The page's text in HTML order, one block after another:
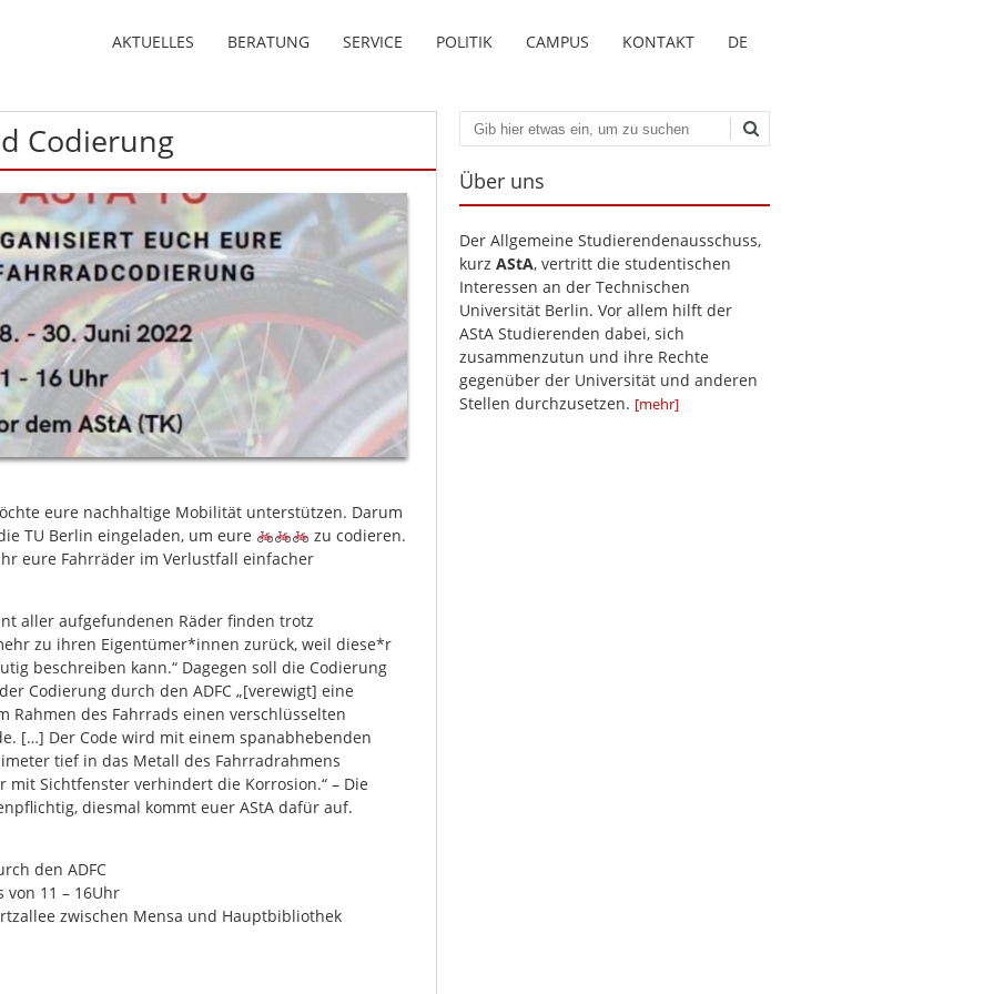
DE
AKTUELLES BERATUNG SERVICE POLITIK CAMPUS KONTAKT
Codierung
eure nachhaltige Mobilität unterstützen. Darum
TU Berlin eingeladen, um eure
zu codieren.
eure Fahrräder im Verlustfall einfacher
aller aufgefundenen Räder finden trotz
zu ihren Eigentümer*innen zurück, weil diese*r
beschreiben kann.“ Dagegen soll die Codierung
Codierung durch den ADFC „[verewigt] eine
Rahmen des Fahrrads einen verschlüsselten
[…] Der Code wird mit einem spanabhebenden
tief in das Metall des Fahrradrahmens
mit Sichtfenster verhindert die Korrosion.“ – Die
diesmal kommt euer AStA dafür auf.
den ADFC
von 11 – 16Uhr
zwischen Mensa und Hauptbibliothek
Suchen
Über uns
Der Allgemeine Studierendenausschuss,
kurz AStA, vertritt die studentischen
Interessen an der Technischen
Universität Berlin. Vor allem hilft der
AStA Studierenden dabei, sich
zusammenzutun und ihre Rechte
gegenüber der Universität und anderen
Stellen durchzusetzen. [mehr]